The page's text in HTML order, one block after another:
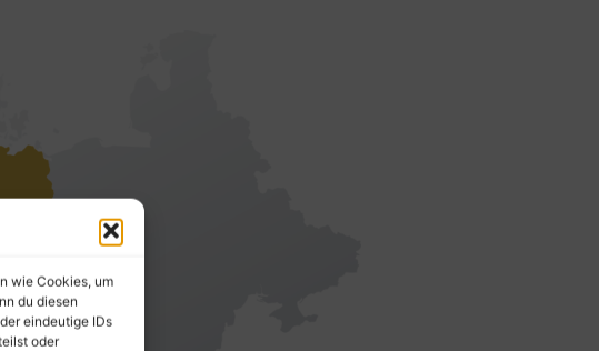
wie Cookies, um
du diesen
eindeutige IDs
oder